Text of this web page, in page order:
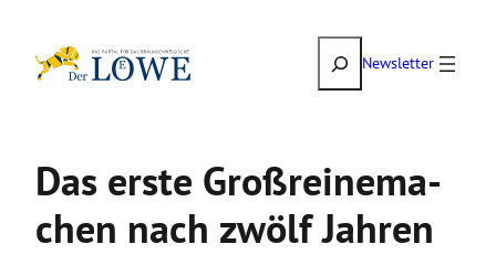
Inhalt
SuchenNewsletter
Das erste Großrei­ne­ma­
chen nach zwölf Jahren